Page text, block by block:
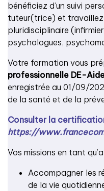
bénéficiez d’un suivi
tuteur(trice) et travaillez
pluridisciplinaire
psychologues,
Votre formation vous
professionnelle DE-
enregistrée au 01/09/
de la santé et de la
Consulter la
https://
Vos missions en tant
Accompagner les
de la vie